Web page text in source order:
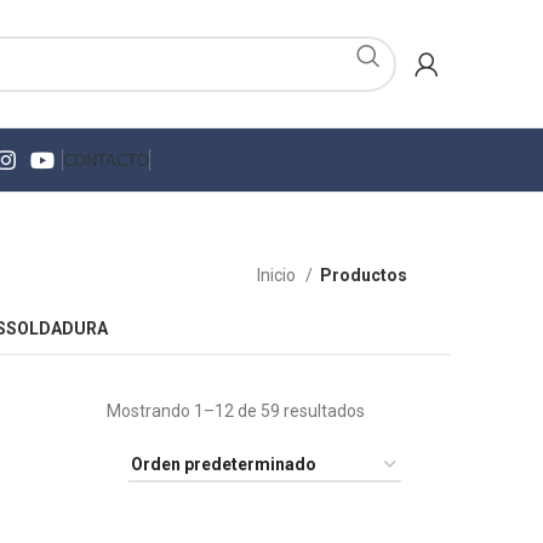
CONTACTO
Inicio Productos
SOLDADURA
Mostrando 1–12 de 59 resultados